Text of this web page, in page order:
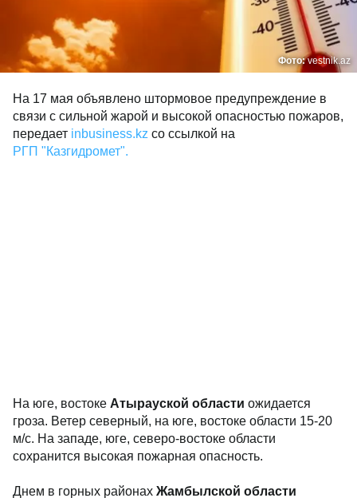
Фото:vestnik.az
На 17 мая объявлено штормовое предупреждение в
связи с сильной жарой и высокой опасностью пожаров,
передает inbusiness.kz со ссылкой на
РГП "Казгидромет".
На юге, востоке Атырауской области ожидается
гроза. Ветер северный, на юге, востоке области 15-20
м/с. На западе, юге, северо-востоке области
сохранится высокая пожарная опасность.
Днем в горных районах Жамбылской области